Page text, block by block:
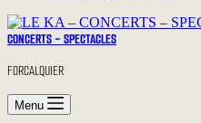
CONCERTS - SPECTACLES
FORCALQUIER
Menu